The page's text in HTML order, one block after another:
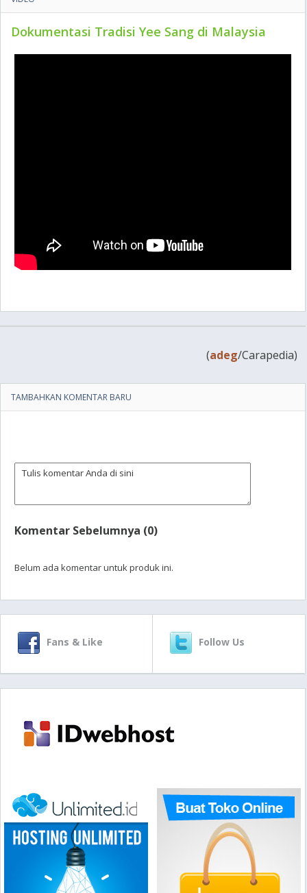
Dokumentasi Tradisi Yee Sang di Malaysia
(adeg/Carapedia)
TAMBAHKAN KOMENTAR BARU
Komentar Sebelumnya (0)
Belum ada komentar untuk produk ini.
Fans & Like Follow Us